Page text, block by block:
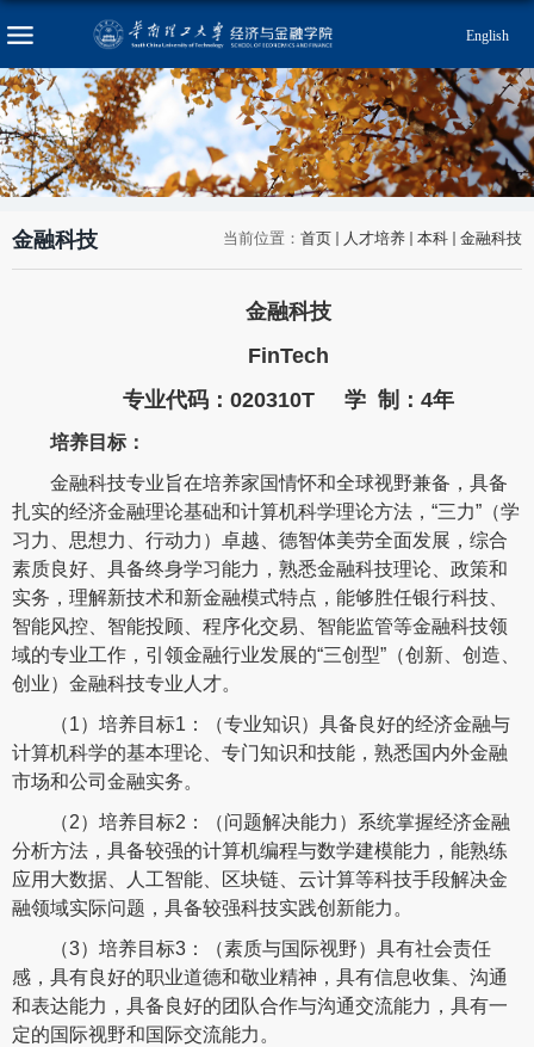
English
当前位置： 首页 人才培养 本科 金融科技
金融科技
金融科技
FinTech
专业代码：020310T 学 制：4年
培养目标：
金融科技专业旨在培养家国情怀和全球视野兼备，具备
扎实的经济金融理论基础和计算机科学理论方法，“三力”（学
习力、思想力、行动力）卓越、德智体美劳全面发展，综合
素质良好、具备终身学习能力，熟悉金融科技理论、政策和
实务，理解新技术和新金融模式特点，能够胜任银行科技、
智能风控、智能投顾、程序化交易、智能监管等金融科技领
域的专业工作，引领金融行业发展的“三创型”（创新、创造、
创业）金融科技专业人才。
（1）培养目标1：（专业知识）具备良好的经济金融与
计算机科学的基本理论、专门知识和技能，熟悉国内外金融
市场和公司金融实务。
（2）培养目标2：（问题解决能力）系统掌握经济金融
分析方法，具备较强的计算机编程与数学建模能力，能熟练
应用大数据、人工智能、区块链、云计算等科技手段解决金
融领域实际问题，具备较强科技实践创新能力。
（3）培养目标3：（素质与国际视野）具有社会责任
感，具有良好的职业道德和敬业精神，具有信息收集、沟通
和表达能力，具备良好的团队合作与沟通交流能力，具有一
定的国际视野和国际交流能力。